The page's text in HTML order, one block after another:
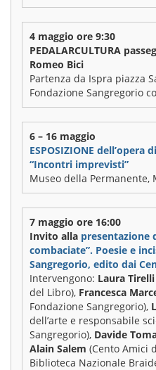
4 maggio ore 9:30
PEDALARCULTURA
Romeo Bici
Partenza da Ispra piazza
Fondazione Sangregorio
6 – 16 maggio
ESPOSIZIONE dell’opera
“Incontri imprevisti”
Museo della Permanente,
7 maggio ore 16:00
Invito alla presentazione
combaciate”. Poesie e
Sangregorio, edito dai
Intervengono: Laura Tirelli
del Libro), Francesca
Fondazione Sangregorio),
dell’arte e responsabile
Sangregorio), Davide
Alain Salem (Cento Amici
Biblioteca Nazionale